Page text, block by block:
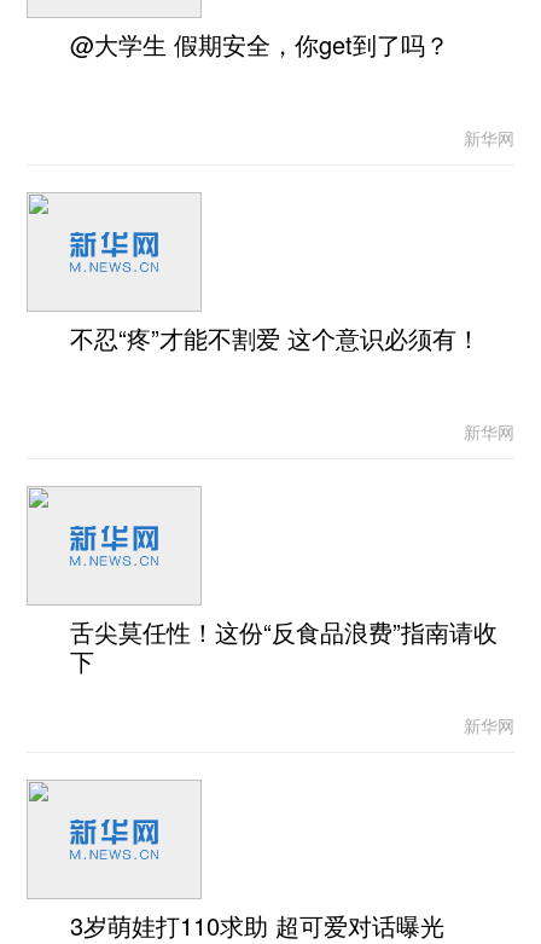
@大学生 假期安全，你get到了吗？
新华网
不忍“疼”才能不割爱 这个意识必须有！
新华网
舌尖莫任性！这份“反食品浪费”指南请收
下
新华网
3岁萌娃打110求助 超可爱对话曝光